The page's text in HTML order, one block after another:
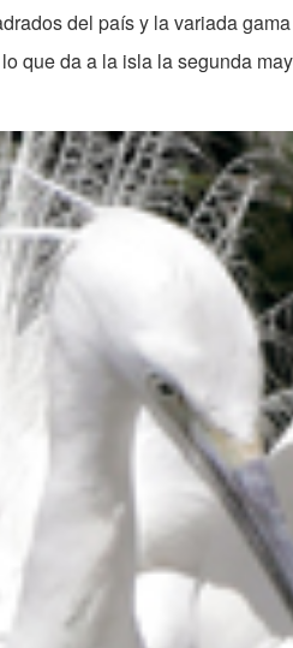
del país y la variada
que da a la isla la segunda